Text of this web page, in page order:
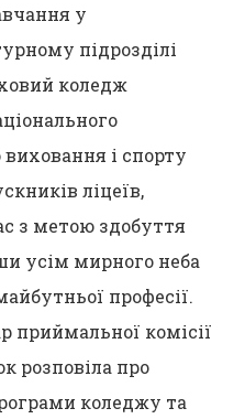
у
підрозділі
коледж
і спорту
ліцеїв,
з метою здобуття
усім мирного неба
професії.
приймальної комісії
розповіла про
коледжу та